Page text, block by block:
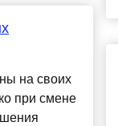
на своих
при смене